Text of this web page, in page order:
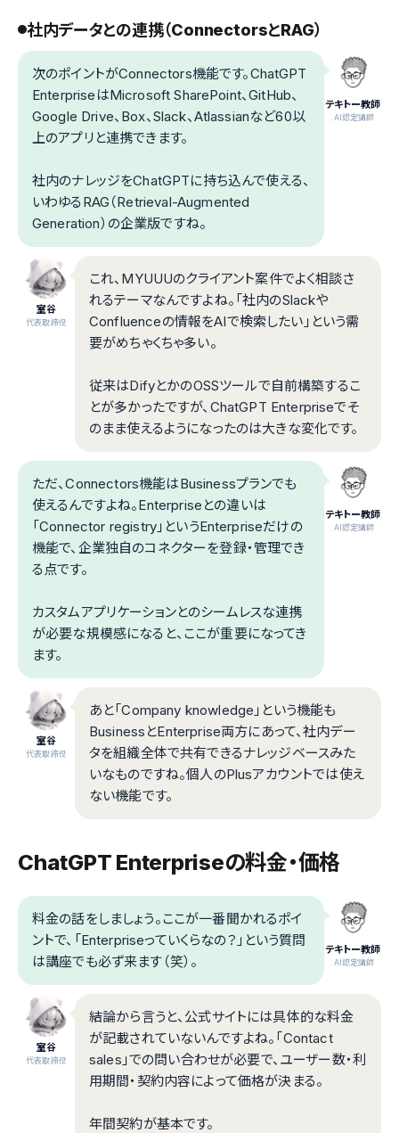
社内データとの連携（ConnectorsとRAG）
テキトー教師
.AI認定講師
次のポイントがConnectors機能です。ChatGPT
EnterpriseはMicrosoft SharePoint、GitHub、
Google Drive、Box、Slack、Atlassianなど60以
上のアプリと連携できます。
社内のナレッジをChatGPTに持ち込んで使える、
いわゆるRAG（Retrieval-Augmented
Generation）の企業版ですね。
室谷
代表取締役
これ、MYUUUのクライアント案件でよく相談さ
れるテーマなんですよね。「社内のSlackや
Confluenceの情報をAIで検索したい」という需
要がめちゃくちゃ多い。
従来はDifyとかのOSSツールで自前構築するこ
とが多かったですが、ChatGPT Enterpriseでそ
のまま使えるようになったのは大きな変化です。
テキトー教師
.AI認定講師
ただ、Connectors機能はBusinessプランでも
使えるんですよね。Enterpriseとの違いは
「Connector registry」というEnterpriseだけの
機能で、企業独自のコネクターを登録・管理でき
る点です。
カスタムアプリケーションとのシームレスな連携
が必要な規模感になると、ここが重要になってき
ます。
室谷
代表取締役
あと「Company knowledge」という機能も
BusinessとEnterprise両方にあって、社内デー
タを組織全体で共有できるナレッジベースみた
いなものですね。個人のPlusアカウントでは使え
ない機能です。
ChatGPT Enterpriseの料金・価格
テキトー教師
.AI認定講師
料金の話をしましょう。ここが一番聞かれるポイ
ントで、「Enterpriseっていくらなの？」という質問
は講座でも必ず来ます（笑）。
室谷
代表取締役
結論から言うと、公式サイトには具体的な料金
が記載されていないんですよね。「Contact
sales」での問い合わせが必要で、ユーザー数・利
用期間・契約内容によって価格が決まる。
年間契約が基本です。